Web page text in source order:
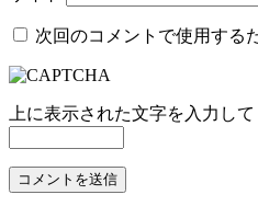
次回のコメントで使用する
上に表示された文字を入力して